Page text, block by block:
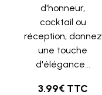
d'honneur,
cocktail ou
réception, donnez
une touche
d'élégance...
3.99€ TTC